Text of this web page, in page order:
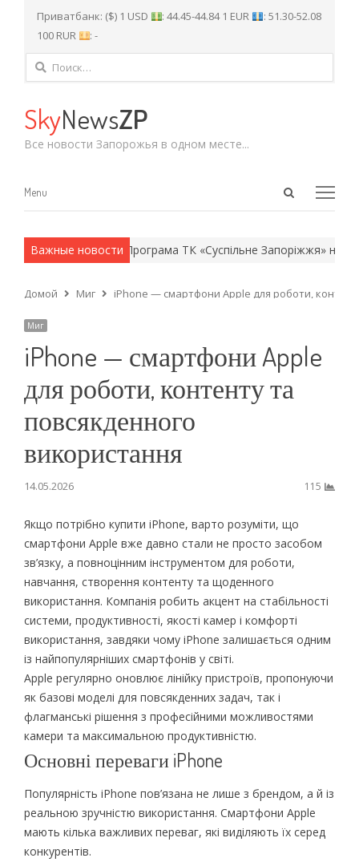
Приватбанк: ($) 1 USD : 44.45-44.84 1 EUR
: 51.30-52.08
100 RUR
: -
Найти:
SkyNewsZP
Все новости Запорожья в одном месте...
Open
Menu
Menu
Важные новости
методы. Програма ТК «Суспільне Запоріжжя» на
Домой Миг iPhone — смартфони Apple для роботи,
Миг
iPhone — смартфони Apple
для роботи, контенту та
повсякденного
використання
14.05.2026 115
Якщо потрібно купити iPhone, варто розуміти, що
смартфони Apple вже давно стали не просто засобом
зв’язку, а повноцінним інструментом для роботи,
навчання, створення контенту та щоденного
використання. Компанія робить акцент на стабільності
системи, продуктивності, якості камер і комфорті
використання, завдяки чому iPhone залишається одним
із найпопулярніших смартфонів у світі.
Apple регулярно оновлює лінійку пристроїв, пропонуючи
як базові моделі для повсякденних задач, так і
флагманські рішення з професійними можливостями
камери та максимальною продуктивністю.
Основні переваги iPhone
Популярність iPhone пов’язана не лише з брендом, а й із
реальною зручністю використання. Смартфони Apple
мають кілька важливих переваг, які виділяють їх серед
конкурентів.